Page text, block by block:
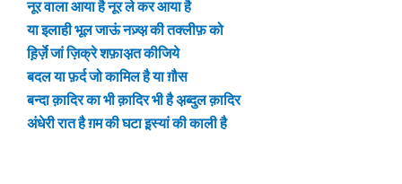
नूर वाला आया है नूर ले कर आया है
या इलाही भूल जाऊं नज़्अ़ की तक्लीफ़ को
ह़िर्ज़े जां ज़िक्रे शफ़ाअ़त कीजिये
बदल या फ़र्द जो कामिल है या ग़ौस
बन्दा क़ादिर का भी क़ादिर भी है अ़ब्दुल क़ादिर
अंधेरी रात है ग़म की घटा इ़स्यां की काली है